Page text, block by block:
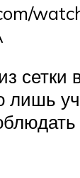
сетки
лишь